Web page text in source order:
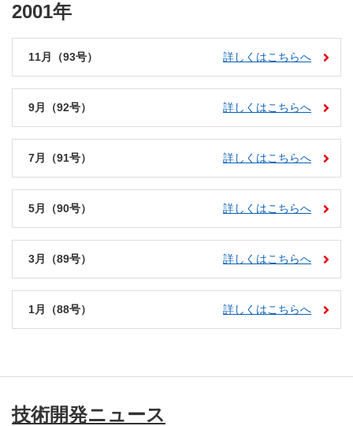
2001年
11月（93号） 詳しくはこちらへ
9月（92号） 詳しくはこちらへ
7月（91号） 詳しくはこちらへ
5月（90号） 詳しくはこちらへ
3月（89号） 詳しくはこちらへ
1月（88号） 詳しくはこちらへ
技術開発ニュース